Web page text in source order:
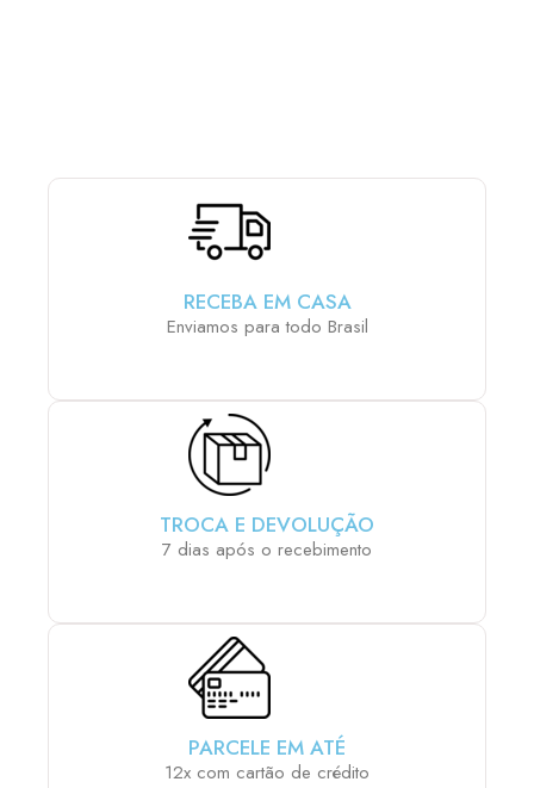
RECEBA EM CASA
Enviamos para todo Brasil
TROCA E DEVOLUÇÃO
7 dias após o recebimento
PARCELE EM ATÉ
12x com cartão de crédito